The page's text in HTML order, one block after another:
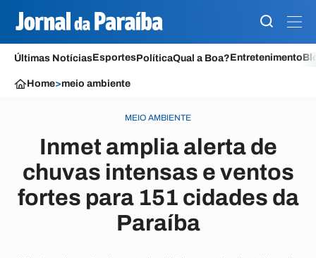
Últimas NotíciasEsportesPolíticaQual a Boa?Entretenimento
Home>meio ambiente
MEIO AMBIENTE
Inmet amplia alerta de
chuvas intensas e ventos
fortes para 151 cidades da
Paraíba